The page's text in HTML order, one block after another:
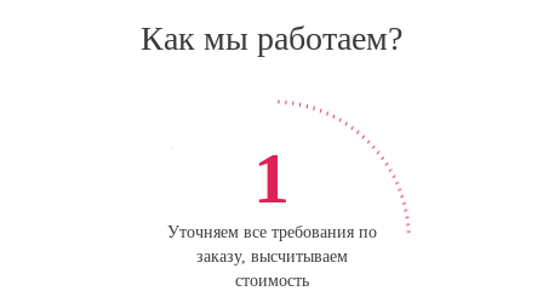
Как мы работаем?
1
Уточняем все требования по
заказу, высчитываем
стоимость